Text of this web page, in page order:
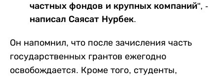
частных фондов и крупных компаний", -
написал Саясат Нурбек.
Он напомнил, что после зачисления часть
государственных грантов ежегодно
освобождается. Кроме того, студенты,